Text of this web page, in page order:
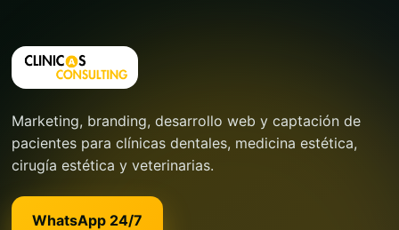
Marketing, branding, desarrollo web y captación de
pacientes para clínicas dentales, medicina estética,
cirugía estética y veterinarias.
WhatsApp 24/7